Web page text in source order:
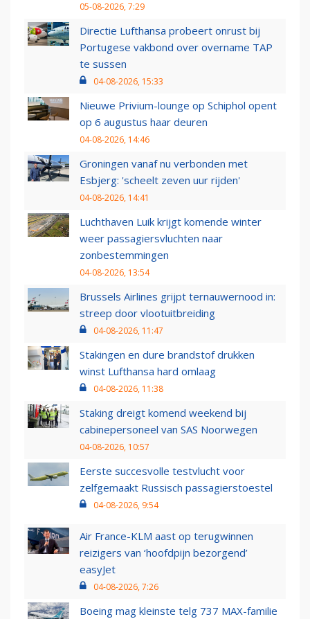
05-08-2026, 7:29
Directie Lufthansa probeert onrust bij
Portugese vakbond over overname TAP
te sussen
04-08-2026, 15:33
Nieuwe Privium-lounge op Schiphol opent
op 6 augustus haar deuren
04-08-2026, 14:46
Groningen vanaf nu verbonden met
Esbjerg: 'scheelt zeven uur rijden'
04-08-2026, 14:41
Luchthaven Luik krijgt komende winter
weer passagiersvluchten naar
zonbestemmingen
04-08-2026, 13:54
Brussels Airlines grijpt ternauwernood in:
streep door vlootuitbreiding
04-08-2026, 11:47
Stakingen en dure brandstof drukken
winst Lufthansa hard omlaag
04-08-2026, 11:38
Staking dreigt komend weekend bij
cabinepersoneel van SAS Noorwegen
04-08-2026, 10:57
Eerste succesvolle testvlucht voor
zelfgemaakt Russisch passagierstoestel
04-08-2026, 9:54
Air France-KLM aast op terugwinnen
reizigers van ‘hoofdpijn bezorgend’
easyJet
04-08-2026, 7:26
Boeing mag kleinste telg 737 MAX-familie